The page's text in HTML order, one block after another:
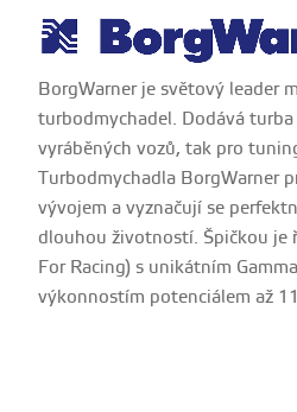
BorgWarner je světový leader
turbodmychadel. Dodává
vyráběných vozů, tak pro
Turbodmychadla BorgWarner
vývojem a vyznačují se
dlouhou životností. Špičkou je
For Racing) s unikátním
výkonnostím potenciálem až